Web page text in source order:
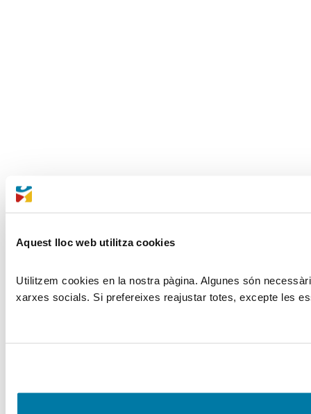
Aquest lloc web utilitza cookies
Utilitzem cookies en la nostra pàgina. Algunes són
xarxes socials. Si prefereixes reajustar totes, excepte les